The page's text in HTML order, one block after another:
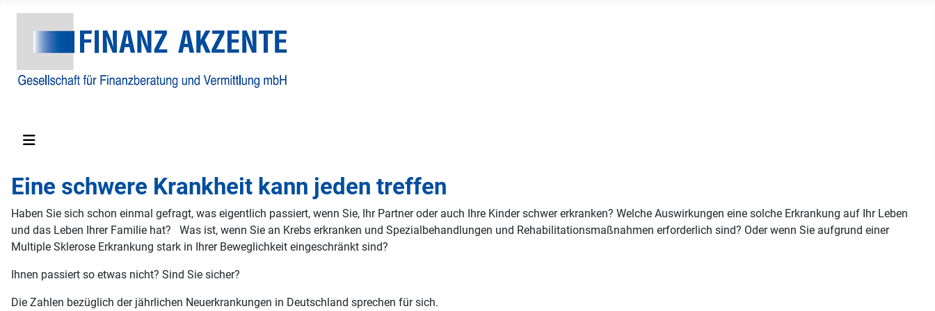
Eine schwere Krankheit kann jeden treffen
Haben Sie sich schon einmal gefragt, was eigentlich passiert, wenn Sie, Ihr Partner oder auch Ihre Kinder schwer erkranken? Welche Auswirkungen eine solche Erkrankung auf Ihr Leben
und das Leben Ihrer Familie hat? Was ist, wenn Sie an Krebs erkranken und Spezialbehandlungen und Rehabilitationsmaßnahmen erforderlich sind? Oder wenn Sie aufgrund einer
Multiple Sklerose Erkrankung stark in Ihrer Beweglichkeit eingeschränkt sind?
Ihnen passiert so etwas nicht? Sind Sie sicher?
Die Zahlen bezüglich der jährlichen Neuerkrankungen in Deutschland sprechen für sich.